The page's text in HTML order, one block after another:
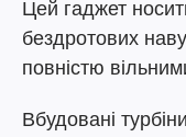
Цей гаджет
бездротових
повністю
Вбудовані